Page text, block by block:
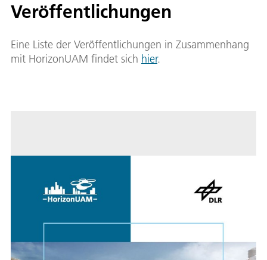
Veröffentlichungen
Eine Liste der Veröffentlichungen in Zusammenhang
mit HorizonUAM findet sich hier.